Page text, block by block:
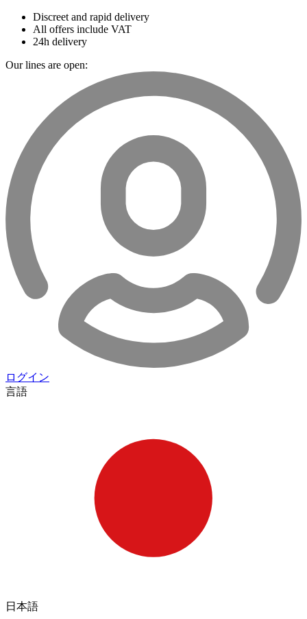
Discreet and rapid delivery
All offers include VAT
24h delivery
Our lines are open:
ログイン
言語
日本語